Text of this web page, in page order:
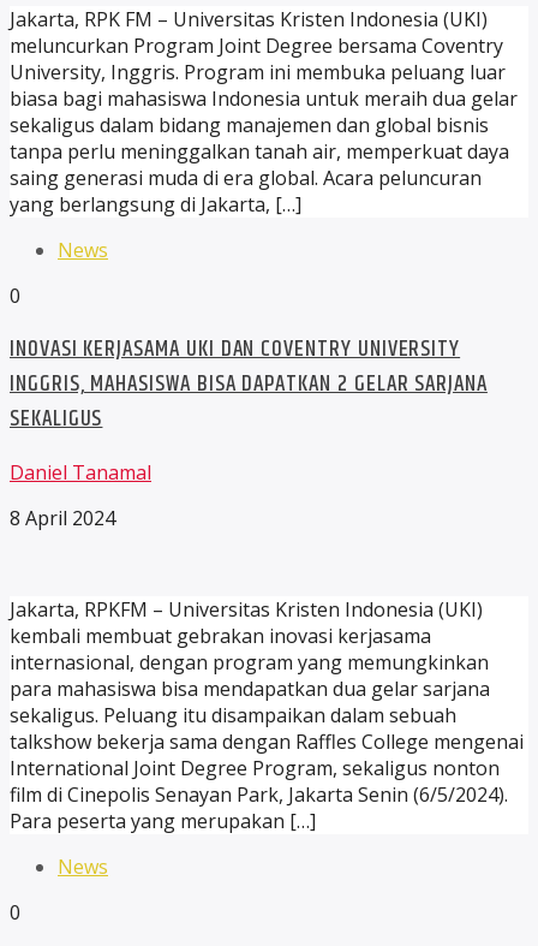
Jakarta, RPK FM – Universitas Kristen Indonesia (UKI)
meluncurkan Program Joint Degree bersama Coventry
University, Inggris. Program ini membuka peluang luar
biasa bagi mahasiswa Indonesia untuk meraih dua gelar
sekaligus dalam bidang manajemen dan global bisnis
tanpa perlu meninggalkan tanah air, memperkuat daya
saing generasi muda di era global. Acara peluncuran
yang berlangsung di Jakarta, […]
News
0
INOVASI KERJASAMA UKI DAN COVENTRY UNIVERSITY
INGGRIS, MAHASISWA BISA DAPATKAN 2 GELAR SARJANA
SEKALIGUS
Daniel Tanamal
8 April 2024
Jakarta, RPKFM – Universitas Kristen Indonesia (UKI)
kembali membuat gebrakan inovasi kerjasama
internasional, dengan program yang memungkinkan
para mahasiswa bisa mendapatkan dua gelar sarjana
sekaligus. Peluang itu disampaikan dalam sebuah
talkshow bekerja sama dengan Raffles College mengenai
International Joint Degree Program, sekaligus nonton
film di Cinepolis Senayan Park, Jakarta Senin (6/5/2024).
Para peserta yang merupakan […]
News
0